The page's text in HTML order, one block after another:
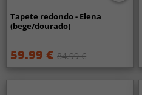
Tapete redondo - Elena
(bege/dourado)
59.99 € 84.99 €